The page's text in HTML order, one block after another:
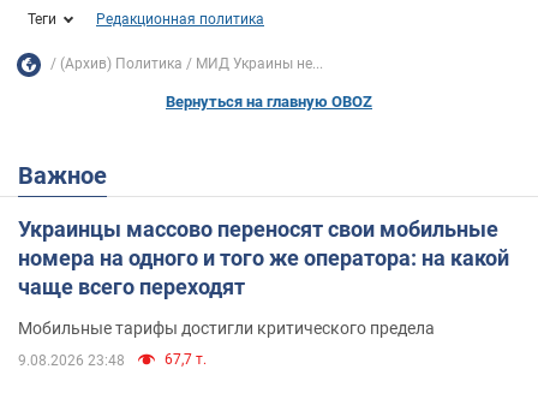
Теги Редакционная политика
(Архив) Политика МИД Украины не...
Вернуться на главную OBOZ
Важное
Украинцы массово переносят свои мобильные
номера на одного и того же оператора: на какой
чаще всего переходят
Мобильные тарифы достигли критического предела
9.08.2026 23:48 67,7 т.